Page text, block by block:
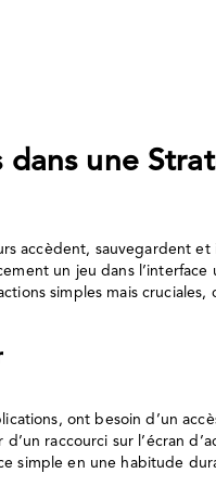
une
accèdent, sauvegardent
un jeu dans
simples mais cruciales,
ont besoin d’un
raccourci sur l’écran
simple en une habitude